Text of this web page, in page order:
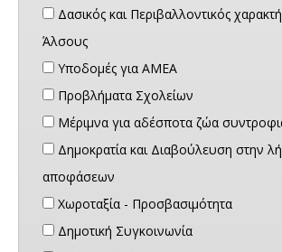
Δασικός και Περιβαλλοντικός
Άλσους
Υποδομές για ΑΜΕΑ
Προβλήματα Σχολείων
Μέριμνα για αδέσποτα ζώα
Δημοκρατία και Διαβούλευση στην
αποφάσεων
Χωροταξία - Προσβασιμότητα
Δημοτική Συγκοινωνία